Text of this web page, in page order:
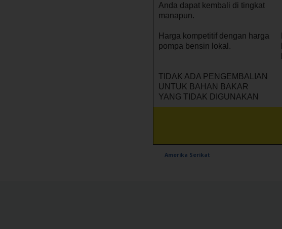
Anda dapat kembali di tingkat
manapun.
Harga kompetitif dengan harga
pompa bensin lokal.
TIDAK ADA PENGEMBALIAN
UNTUK BAHAN BAKAR
YANG TIDAK DIGUNAKAN
Amerika Serikat